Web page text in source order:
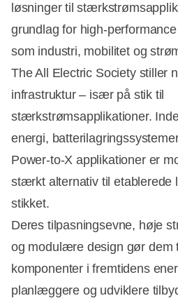
løsninger til
grundlag for high-
som industri, mobilitet og
The All Electric Society stiller
infrastruktur – især på stik til
stærkstrømsapplikationer.
energi,
Power-to-X applikationer er
stærkt alternativ til etablerede
stikket.
Deres tilpasningsevne, høje
og modulære design gør dem
komponenter i fremtidens
planlæggere og udviklere